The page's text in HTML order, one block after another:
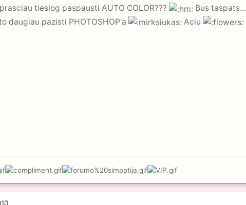
tiesiog paspausti AUTO COLOR??? Bus taspats...
daugiau pazisti PHOTOSHOP'a
Aciu